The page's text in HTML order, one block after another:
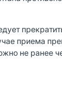
приема
не ранее